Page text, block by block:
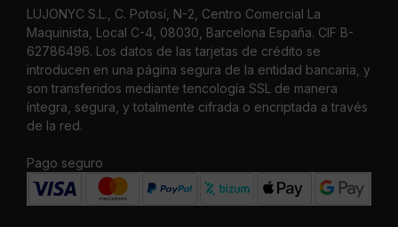
LUJONYC S.L., C. Potosí, N-2, Centro Comercial La
Maquinista, Local C-4, 08030, Barcelona España. CIF B-
62786496. Los datos de las tarjetas de crédito se
introducen en una página segura de la entidad bancaria, y
son transferidos mediante tencología SSL de manera
íntegra, segura, y totalmente cifrada o encriptada a través
de la red.
Pago seguro